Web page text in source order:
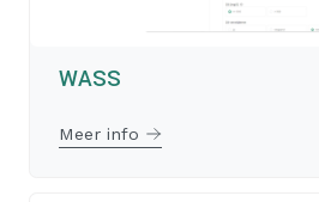
WASS
Meer info